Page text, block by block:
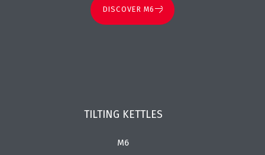
DISCOVER M6
TILTING KETTLES
M6